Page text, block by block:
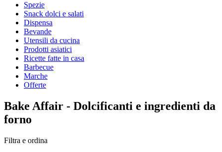
Spezie
Snack dolci e salati
Dispensa
Bevande
Utensili da cucina
Prodotti asiatici
Ricette fatte in casa
Barbecue
Marche
Offerte
Bake Affair - Dolcificanti e ingredienti da
forno
Filtra e ordina